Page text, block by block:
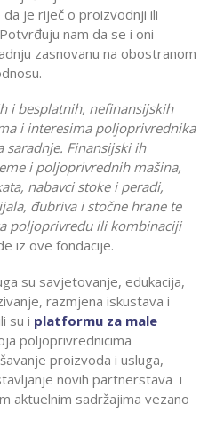
je riječ o proizvodnji ili
nam da se i oni
zasnovanu na obostranom
i besplatnih, nefinansijskih
i interesima poljoprivrednika
Finansijski ih
i poljoprivrednih mašina,
nabavci stoke i peradi,
đubriva i stočne hrane te
poljoprivredu ili kombinaciji
iz ove fondacije.
su savjetovanje, edukacija,
razmjena iskustava i
su i platformu za male
poljoprivrednicima
proizvoda i usluga,
novih partnerstava i
aktuelnim sadržajima vezano